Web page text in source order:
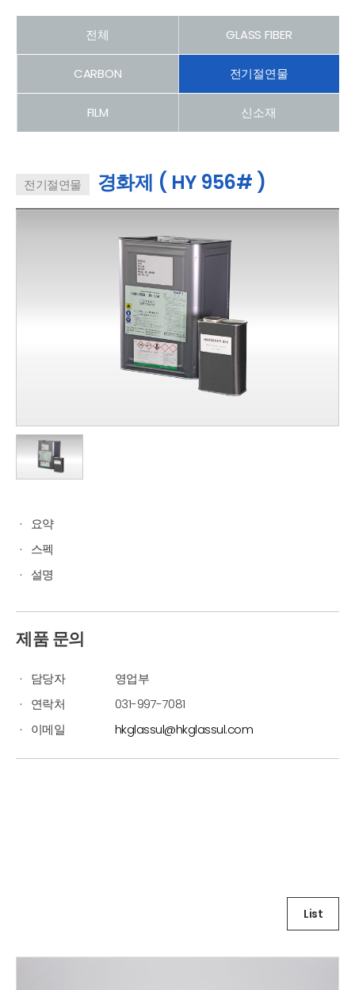
전체 GLASS FIBER
CARBON 전기절연물
FILM 신소재
전기절연물 경화제 ( HY 956# )
요약
스펙
설명
제품 문의
담당자
영업부
연락처
031-997-7081
이메일
hkglassul@hkglassul.com
List